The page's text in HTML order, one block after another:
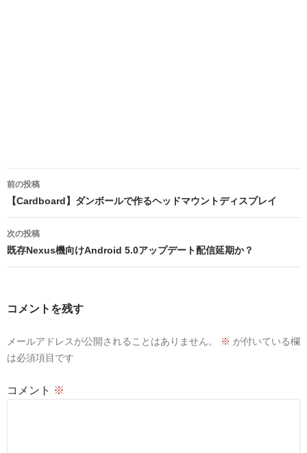
投
稿
ナ
ビ
ョ
前の投稿
【Cardboard】ダンボールで作るヘッドマウントディスプレイ
次の投稿
既存Nexus機向けAndroid 5.0アップデート配信延期か？
コメントを残す
メールアドレスが公開されることはありません。 ※ が付いている欄
は必須項目です
コメント ※